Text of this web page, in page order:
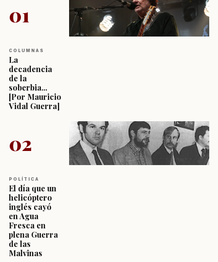
01
COLUMNAS
La
decadencia
de la
soberbia...
[Por Mauricio
Vidal Guerra]
02
POLÍTICA
El día que un
helicóptero
inglés cayó
en Agua
Fresca en
plena Guerra
de las
Malvinas